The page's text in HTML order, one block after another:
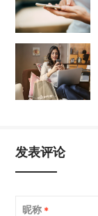
发表评论
昵称 *